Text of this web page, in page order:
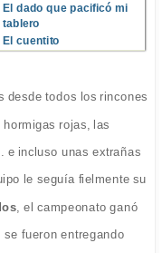
El dado que pacificó mi
tablero
El cuentito
desde todos los rincones
rojas, las
e incluso unas extrañas
le seguía fielmente su
, el campeonato ganó
fueron entregando